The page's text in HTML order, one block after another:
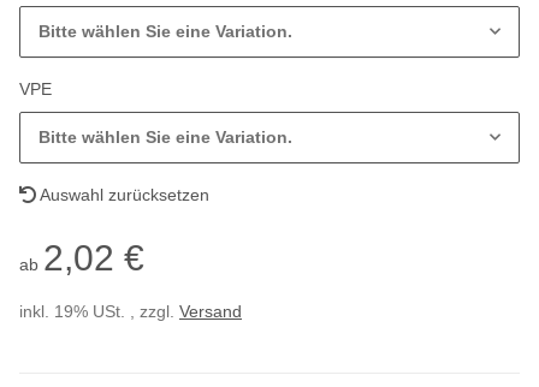
Bitte wählen Sie eine Variation.
VPE
Bitte wählen Sie eine Variation.
Auswahl zurücksetzen
ab 2,02 €
inkl. 19% USt. , zzgl. Versand